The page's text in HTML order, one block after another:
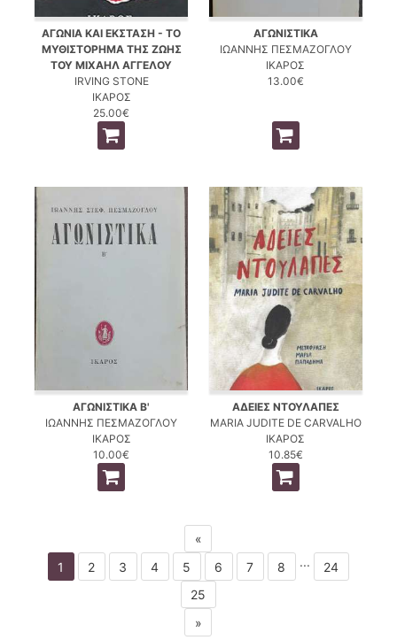
ΑΓΩΝΙΑ ΚΑΙ ΕΚΣΤΑΣΗ - ΤΟ
ΜΥΘΙΣΤΟΡΗΜΑ ΤΗΣ ΖΩΗΣ
ΤΟΥ ΜΙΧΑΗΛ ΑΓΓΕΛΟΥ
IRVING STONE
ΙΚΑΡΟΣ
25.00€
ΑΓΩΝΙΣΤΙΚΑ
ΙΩΑΝΝΗΣ ΠΕΣΜΑΖΟΓΛΟΥ
ΙΚΑΡΟΣ
13.00€
ΑΓΩΝΙΣΤΙΚΑ Β'
ΙΩΑΝΝΗΣ ΠΕΣΜΑΖΟΓΛΟΥ
ΙΚΑΡΟΣ
10.00€
ΑΔΕΙΕΣ ΝΤΟΥΛΑΠΕΣ
MARIA JUDITE DE CARVALHO
ΙΚΑΡΟΣ
10.85€
«
1
2 3 4 5 6 7 8 ...
24
25
»